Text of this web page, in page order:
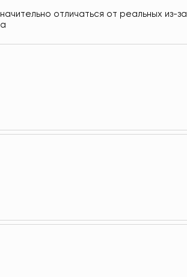
отличаться от реальных из-за